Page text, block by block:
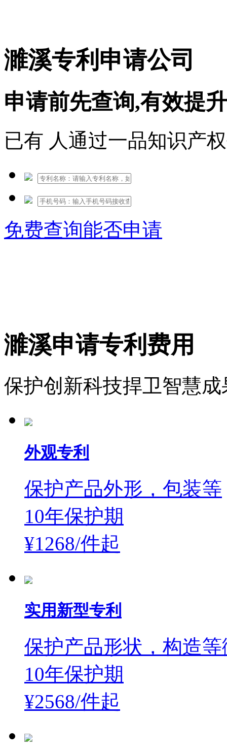
濉溪专利申请公司
申请前先查询,有效提
已有 人通过一品知识产
免费查询能否申请
濉溪申请专利费用
保护创新科技捍卫智慧
外观专利
保护产品外形，包装等
10年保护期
¥1268/件起
实用新型专利
保护产品形状，构造
10年保护期
¥2568/件起